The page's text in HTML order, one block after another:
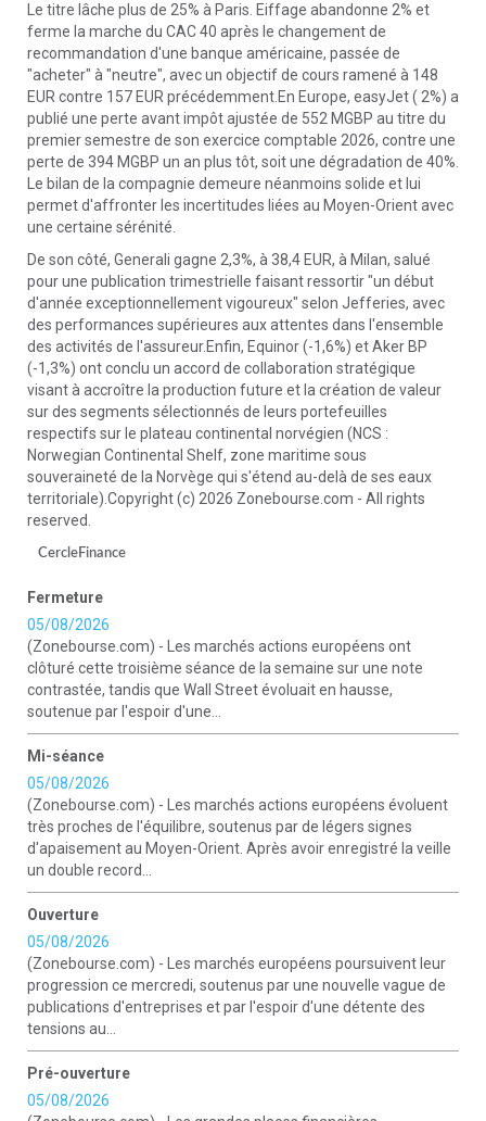
Le titre lâche plus de 25% à Paris. Eiffage abandonne 2% et
ferme la marche du CAC 40 après le changement de
recommandation d'une banque américaine, passée de
"acheter" à "neutre", avec un objectif de cours ramené à 148
EUR contre 157 EUR précédemment.En Europe, easyJet ( 2%) a
publié une perte avant impôt ajustée de 552 MGBP au titre du
premier semestre de son exercice comptable 2026, contre une
perte de 394 MGBP un an plus tôt, soit une dégradation de 40%.
Le bilan de la compagnie demeure néanmoins solide et lui
permet d'affronter les incertitudes liées au Moyen-Orient avec
une certaine sérénité.
De son côté, Generali gagne 2,3%, à 38,4 EUR, à Milan, salué
pour une publication trimestrielle faisant ressortir "un début
d'année exceptionnellement vigoureux" selon Jefferies, avec
des performances supérieures aux attentes dans l'ensemble
des activités de l'assureur.Enfin, Equinor (-1,6%) et Aker BP
(-1,3%) ont conclu un accord de collaboration stratégique
visant à accroître la production future et la création de valeur
sur des segments sélectionnés de leurs portefeuilles
respectifs sur le plateau continental norvégien (NCS :
Norwegian Continental Shelf, zone maritime sous
souveraineté de la Norvège qui s'étend au-delà de ses eaux
territoriale).Copyright (c) 2026 Zonebourse.com - All rights
reserved.
CercleFinance
Fermeture
05/08/2026
(Zonebourse.com) - Les marchés actions européens ont
clôturé cette troisième séance de la semaine sur une note
contrastée, tandis que Wall Street évoluait en hausse,
soutenue par l'espoir d'une...
Mi-séance
05/08/2026
(Zonebourse.com) - Les marchés actions européens évoluent
très proches de l'équilibre, soutenus par de légers signes
d'apaisement au Moyen-Orient. Après avoir enregistré la veille
un double record...
Ouverture
05/08/2026
(Zonebourse.com) - Les marchés européens poursuivent leur
progression ce mercredi, soutenus par une nouvelle vague de
publications d'entreprises et par l'espoir d'une détente des
tensions au...
Pré-ouverture
05/08/2026